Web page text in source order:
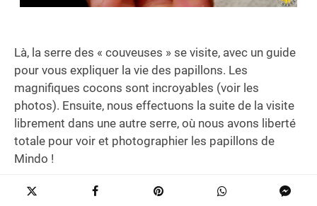
Là, la serre des « couveuses » se visite, avec un guide
pour vous expliquer la vie des papillons. Les
magnifiques cocons sont incroyables (voir les
photos). Ensuite, nous effectuons la suite de la visite
librement dans une autre serre, où nous avons liberté
totale pour voir et photographier les papillons de
Mindo !